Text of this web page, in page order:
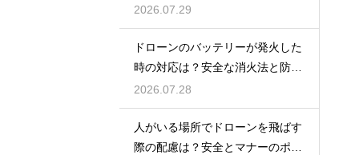
方
2026.07.29
ドローンのバッテリーが発火した
時の対応は？安全な消火法と防止
策を解説
2026.07.28
人がいる場所でドローンを飛ばす
際の配慮は？安全とマナーのポイ